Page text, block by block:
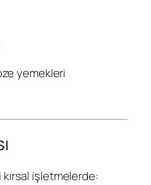
yemekleri
işletmelerde: